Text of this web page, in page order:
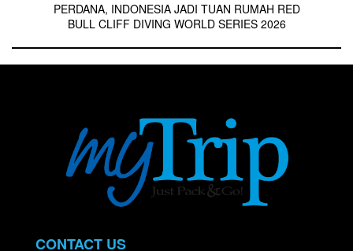
PERDANA, INDONESIA JADI TUAN RUMAH RED
BULL CLIFF DIVING WORLD SERIES 2026
CONTACT US